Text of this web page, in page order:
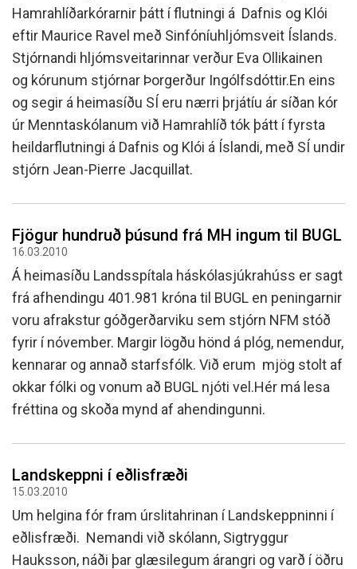
Hamrahlíðarkórarnir þátt í flutningi á Dafnis og Klói
eftir Maurice Ravel með Sinfóníuhljómsveit Íslands.
Stjórnandi hljómsveitarinnar verður Eva Ollikainen
og kórunum stjórnar Þorgerður Ingólfsdóttir.En eins
og segir á heimasíðu SÍ eru nærri þrjátíu ár síðan kór
úr Menntaskólanum við Hamrahlíð tók þátt í fyrsta
heildarflutningi á Dafnis og Klói á Íslandi, með SÍ undir
stjórn Jean-Pierre Jacquillat.
Fjögur hundruð þúsund frá MH ingum til BUGL
16.03.2010
Á heimasíðu Landsspítala háskólasjúkrahúss er sagt
frá afhendingu 401.981 króna til BUGL en peningarnir
voru afrakstur góðgerðarviku sem stjórn NFM stóð
fyrir í nóvember. Margir lögðu hönd á plóg, nemendur,
kennarar og annað starfsfólk. Við erum mjög stolt af
okkar fólki og vonum að BUGL njóti vel.Hér má lesa
fréttina og skoða mynd af ahendingunni.
Landskeppni í eðlisfræði
15.03.2010
Um helgina fór fram úrslitahrinan í Landskeppninni í
eðlisfræði. Nemandi við skólann, Sigtryggur
Hauksson, náði þar glæsilegum árangri og varð í öðru